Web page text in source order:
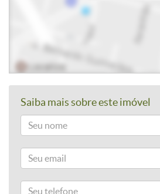
Saiba mais sobre este imóvel